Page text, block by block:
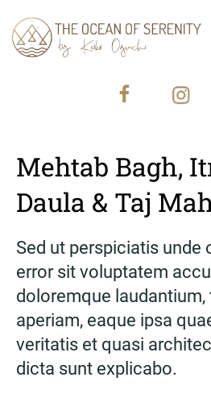
Mehtab Bagh,
Daula & Taj
Sed ut perspiciatis unde
error sit voluptatem
doloremque
aperiam, eaque ipsa
veritatis et quasi
dicta sunt explicabo.